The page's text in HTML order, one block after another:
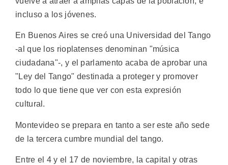
incluso a los jóvenes.
En Buenos Aires se creó una Universidad del Tango
-al que los rioplatenses denominan "música
ciudadana"-, y el parlamento acaba de aprobar una
"Ley del Tango" destinada a proteger y promover
todo lo que tiene que ver con esta expresión
cultural.
Montevideo se prepara en tanto a ser este año sede
de la tercera cumbre mundial del tango.
Entre el 4 y el 17 de noviembre, la capital y otras